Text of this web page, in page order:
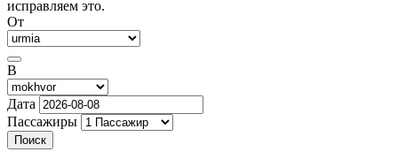
исправляем это.
От
В
Дата
Пассажиры
Поиск